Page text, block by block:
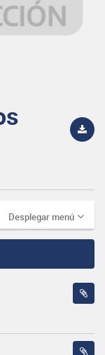
Desplegar menú